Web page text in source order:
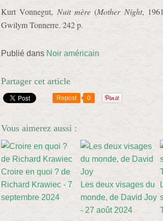
Kurt Vonnegut, Nuit mère (Mother Night,
Gwilym Tonnerre. 242 p.
Publié dans Noir américain
Partager cet article
Repost 0
Vous aimerez aussi :
Croire en quoi ? de
Richard Krawiec - 7
septembre 2024
Les deux visages du
monde, de David Joy
- 27 août 2024